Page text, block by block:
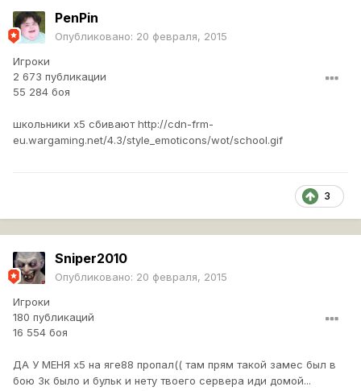
PenPin
Опубликовано: 20 февраля, 2015
Игроки
2 673 публикации
55 284 боя
школьники х5 сбиваютhttp://cdn-frm-
eu.wargaming.net/4.3/style_emoticons/wot/school.gif
3
Sniper2010
Опубликовано: 20 февраля, 2015
Игроки
180 публикаций
16 554 боя
ДА У МЕНЯ х5 на яге88 пропал(( там прям такой замес был в
бою 3к было и бульк и нету твоего сервера иди домой...